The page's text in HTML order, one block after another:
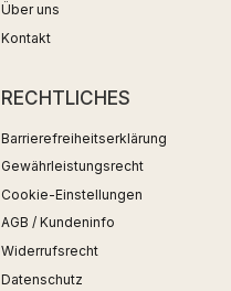
Über uns
Kontakt
RECHTLICHES
Barrierefreiheitserklärung
Gewährleistungsrecht
Cookie-Einstellungen
AGB / Kundeninfo
Widerrufsrecht
Datenschutz